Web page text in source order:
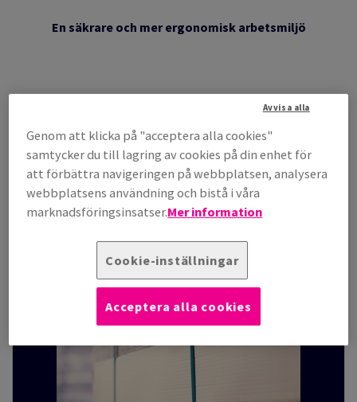
En säkrare och mer ergonomisk arbetsmiljö
Högre hastighet och mindre svinn i
packningsprocessen
Genom att klicka på "acceptera alla cookies"
samtycker du till lagring av cookies på din enhet för
att förbättra navigeringen på webbplatsen, analysera
webbplatsens användning och bistå i våra
marknadsföringsinsatser.Mer information
Cookie-inställningar
Avvisa alla
Acceptera alla cookies